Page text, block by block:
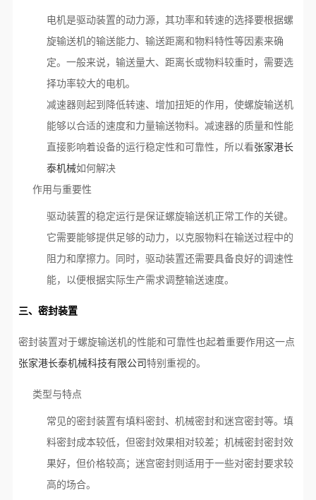
电机是驱动装置的动力源，其功率和转速的选择要根据螺
旋输送机的输送能力、输送距离和物料特性等因素来确
定。一般来说，输送量大、距离长或物料较重时，需要选
择功率较大的电机。
减速器则起到降低转速、增加扭矩的作用，使螺旋输送机
能够以合适的速度和力量输送物料。减速器的质量和性能
直接影响着设备的运行稳定性和可靠性，所以看张家港长
泰机械如何解决
作用与重要性
驱动装置的稳定运行是保证螺旋输送机正常工作的关键。
它需要能够提供足够的动力，以克服物料在输送过程中的
阻力和摩擦力。同时，驱动装置还需要具备良好的调速性
能，以便根据实际生产需求调整输送速度。
三、密封装置
密封装置对于螺旋输送机的性能和可靠性也起着重要作用这一点
张家港长泰机械科技有限公司特别重视的。
类型与特点
常见的密封装置有填料密封、机械密封和迷宫密封等。填
料密封成本较低，但密封效果相对较差；机械密封密封效
果好，但价格较高；迷宫密封则适用于一些对密封要求较
高的场合。